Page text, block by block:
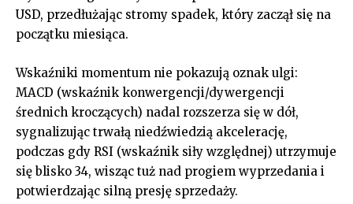
USD, przedłużając stromy spadek, który zaczął się na
początku miesiąca.
Wskaźniki momentum nie pokazują oznak ulgi:
MACD (wskaźnik konwergencji/dywergencji
średnich kroczących) nadal rozszerza się w dół,
sygnalizując trwałą niedźwiedzią akcelerację,
podczas gdy RSI (wskaźnik siły względnej) utrzymuje
się blisko 34, wisząc tuż nad progiem wyprzedania i
potwierdzając silną presję sprzedaży.